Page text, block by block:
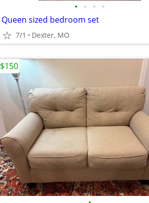
• • • •
Queen sized bedroom set
7/1 Dexter, MO
$150